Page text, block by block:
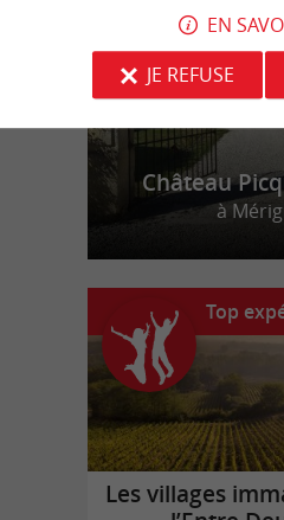
Château
à
Top
Les villages
EN
JE REFUSE